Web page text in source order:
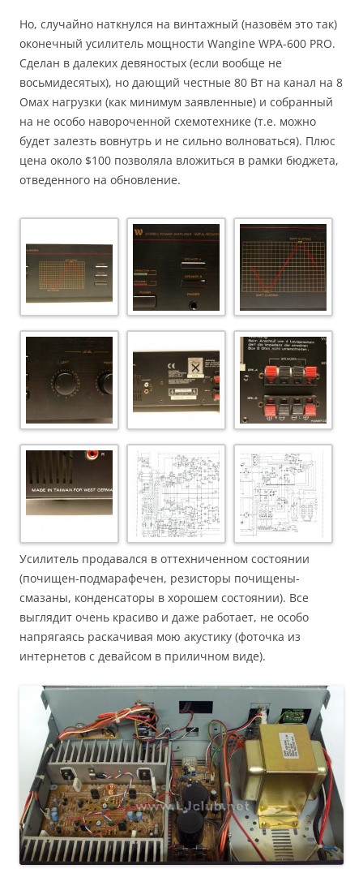
Но, случайно наткнулся на винтажный (назовём это так)
оконечный усилитель мощности Wangine WPA-600 PRO.
Сделан в далеких девяностых (если вообще не
восьмидесятых), но дающий честные 80 Вт на канал на 8
Омах нагрузки (как минимум заявленные) и собранный
на не особо навороченной схемотехнике (т.е. можно
будет залезть вовнутрь и не сильно волноваться). Плюс
цена около $100 позволяла вложиться в рамки бюджета,
отведенного на обновление.
Усилитель продавался в оттехниченном состоянии
(почищен-подмарафечен, резисторы почищены-
смазаны, конденсаторы в хорошем состоянии). Все
выглядит очень красиво и даже работает, не особо
напрягаясь раскачивая мою акустику (фоточка из
интернетов с девайсом в приличном виде).